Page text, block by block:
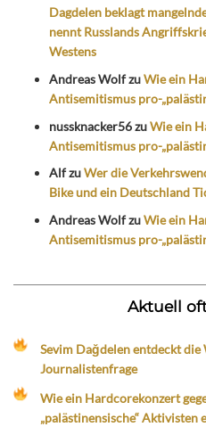
Dagdelen beklagt
nennt Russlands
Westens
Andreas WolfzuWie ein
Antisemitismus pro-
nussknacker56zuWie ein
Antisemitismus pro-
AlfzuWer die
Bike und ein Deutschland
Andreas WolfzuWie ein
Antisemitismus pro-
Aktuell
Sevim Dağdelen entdeckt
Journalistenfrage
Wie ein Hardcorekonzert
„palästinensische“ Aktivisten